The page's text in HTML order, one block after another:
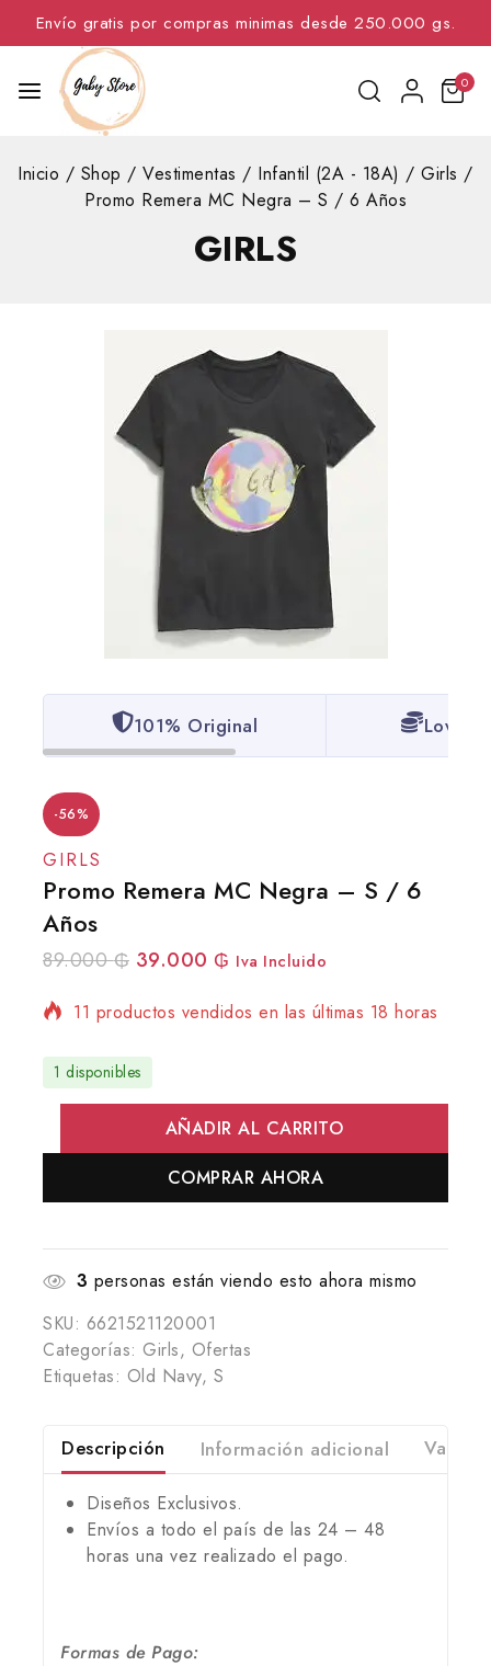
Envío gratis por compras minimas desde 250.000 gs.
0
Inicio / Shop / Vestimentas / Infantil (2A - 18A) / Girls /
Promo Remera MC Negra – S / 6 Años
GIRLS
101% Original Lowest
-56%
GIRLS
Promo Remera MC Negra – S / 6
Años
89.000₲ 39.000 ₲ Iva Incluido
11 productos vendidos en las últimas 18 horas
en su carrito
1 disponibles
AÑADIR AL CARRITO
COMPRAR AHORA
3 personas están viendo esto ahora mismo
SKU: 6621521120001
Categorías: Girls, Ofertas
Etiquetas: Old Navy, S
Descripción Información adicional
Diseños Exclusivos.
Envíos a todo el país de las 24 – 48
horas una vez realizado el pago.
Formas de Pago: